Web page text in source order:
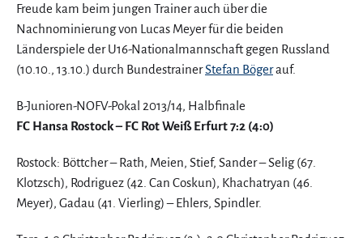
Freude kam beim jungen Trainer auch über die
Nachnominierung von Lucas Meyer für die beiden
Länderspiele der U16-Nationalmannschaft gegen Russland
(10.10., 13.10.) durch BundestrainerStefan Bögerauf.
B-Junioren-NOFV-Pokal 2013/14, Halbfinale
FC Hansa Rostock – FC Rot Weiß Erfurt 7:2 (4:0)
Rostock: Böttcher – Rath, Meien, Stief, Sander – Selig (67.
Klotzsch), Rodriguez (42. Can Coskun), Khachatryan (46.
Meyer), Gadau (41. Vierling) – Ehlers, Spindler.